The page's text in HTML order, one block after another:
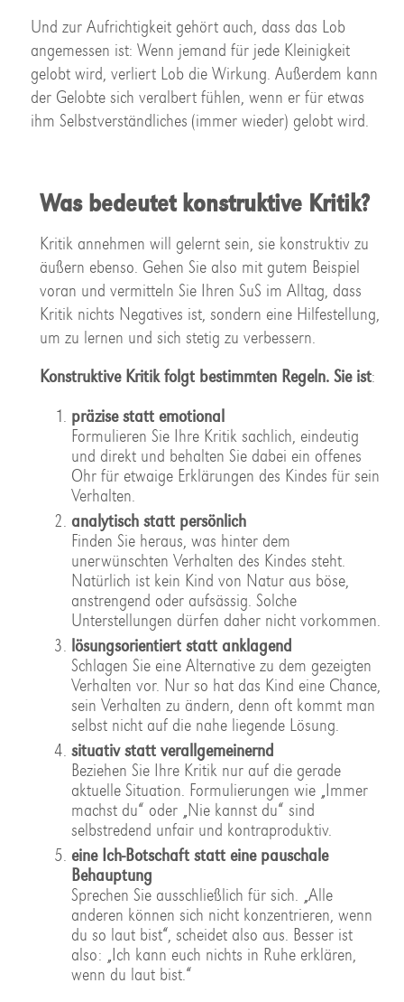
Und zur Aufrichtigkeit gehört auch, dass das Lob
angemessen ist: Wenn jemand für jede Kleinigkeit
gelobt wird, verliert Lob die Wirkung. Außerdem kann
der Gelobte sich veralbert fühlen, wenn er für etwas
ihm Selbstverständliches (immer wieder) gelobt wird.
Was bedeutet konstruktive Kritik?
Kritik annehmen will gelernt sein, sie konstruktiv zu
äußern ebenso. Gehen Sie also mit gutem Beispiel
voran und vermitteln Sie Ihren SuS im Alltag, dass
Kritik nichts Negatives ist, sondern eine Hilfestellung,
um zu lernen und sich stetig zu verbessern.
Konstruktive Kritik folgt bestimmten Regeln. Sie ist:
präzise statt emotional
Formulieren Sie Ihre Kritik sachlich, eindeutig
und direkt und behalten Sie dabei ein offenes
Ohr für etwaige Erklärungen des Kindes für sein
Verhalten.
analytisch statt persönlich
Finden Sie heraus, was hinter dem
unerwünschten Verhalten des Kindes steht.
Natürlich ist kein Kind von Natur aus böse,
anstrengend oder aufsässig. Solche
Unterstellungen dürfen daher nicht vorkommen.
lösungsorientiert statt anklagend
Schlagen Sie eine Alternative zu dem gezeigten
Verhalten vor. Nur so hat das Kind eine Chance,
sein Verhalten zu ändern, denn oft kommt man
selbst nicht auf die nahe liegende Lösung.
situativ statt verallgemeinernd
Beziehen Sie Ihre Kritik nur auf die gerade
aktuelle Situation. Formulierungen wie „Immer
machst du“ oder „Nie kannst du“ sind
selbstredend unfair und kontraproduktiv.
eine Ich-Botschaft statt eine pauschale
Behauptung
Sprechen Sie ausschließlich für sich. „Alle
anderen können sich nicht konzentrieren, wenn
du so laut bist“, scheidet also aus. Besser ist
also: „Ich kann euch nichts in Ruhe erklären,
wenn du laut bist.“